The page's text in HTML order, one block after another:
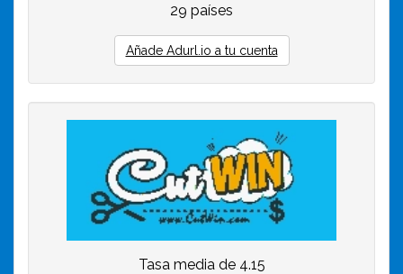
29 países
Añade Adurl.io a tu cuenta
Tasa media de 4.15